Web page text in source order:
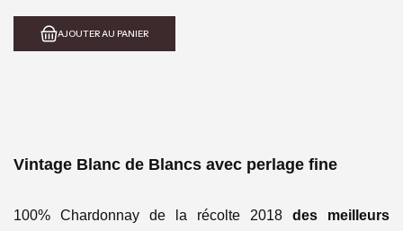
AJOUTER AU PANIER
Vintage Blanc de Blancs avec perlage fine
100% Chardonnay de la récolte 2018 des meilleurs